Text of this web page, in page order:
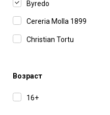
Byredo
Cereria Molla 1899
Christian Tortu
Nescens
Ormaie
Возраст
16+